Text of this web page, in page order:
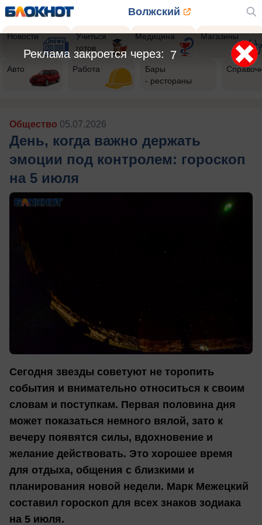
Волжский
Новости
Учиться
готов
Медицина Магазины
Авто Работа
Бары
- рестораны
Общество 05.07.2026
День, когда важно держать
эмоции под контролем: гороскоп
на 5 июля
Сегодня звезды советуют не торопить
события и внимательно относиться к своим
словам и поступкам. Первая половина дня
может показаться немного вялой, зато к
вечеру появятся силы, вдохновение и
желание действовать. Это хорошее время
для отдыха, общения с близкими и
планирования новой недели. Марк Межецкий
составил гороскоп для всех знаков зодиака
на 5 июля.
5
Реклама закроется через: